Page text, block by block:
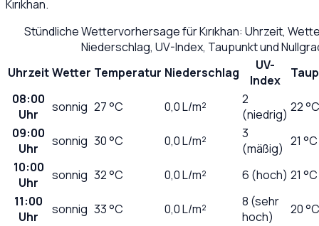
Kırıkhan.
Stündliche Wettervorhersage fürKırıkhan: Uhrzeit,
Niederschlag, UV-Index, Taupunkt und
UhrzeitWetter Temperatur Niederschlag
UV-
Index
08:00
Uhr
sonnig 27°C 0,0L/m²
2
(niedrig) 22 °C
09:00
Uhr
sonnig 30°C 0,0L/m²
3
(mäßig) 21 °C
10:00
Uhr
sonnig 32°C 0,0L/m² 6 (hoch) 21 °C
11:00
Uhr
sonnig 33°C 0,0L/m²
8 (sehr
hoch)
20 °C